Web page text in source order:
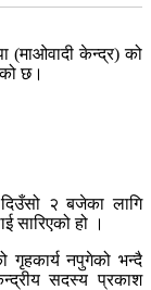
(माओवादी केन्द्र) को
छ।
२ बजेका लागि
सारिएको हो ।
गृहकार्य नपुगेको भन्दै
सदस्य प्रकाश